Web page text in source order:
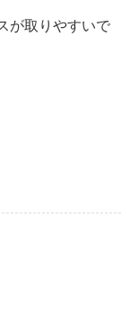
が取りやすいで